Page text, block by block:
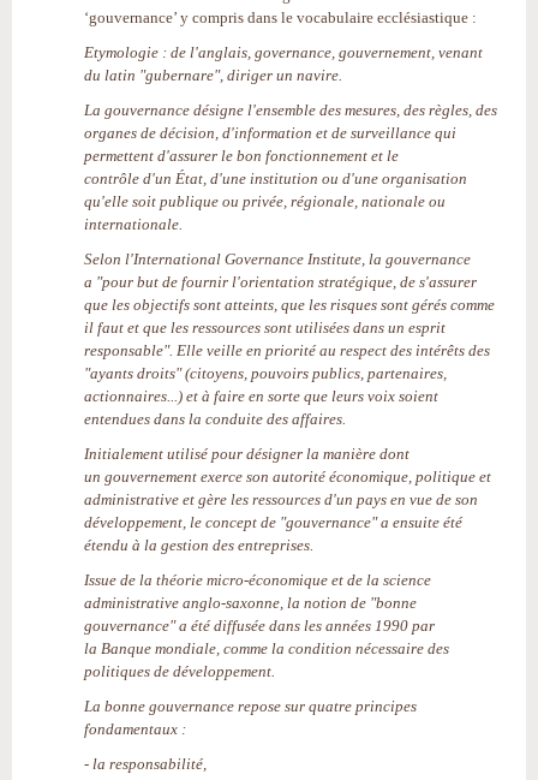
‘gouvernance’ y compris dans le vocabulaire ecclésiastique :
Etymologie : de l'anglais, governance, gouvernement, venant
du latin "gubernare", diriger un navire.
La gouvernance désigne l'ensemble des mesures, des règles, des
organes de décision, d'information et de surveillance qui
permettent d'assurer le bon fonctionnement et le
contrôle d'un État, d'une institution ou d'une organisation
qu'elle soit publique ou privée, régionale, nationale ou
internationale.
Selon l'International Governance Institute, la gouvernance
a "pour but de fournir l'orientation stratégique, de s'assurer
que les objectifs sont atteints, que les risques sont gérés comme
il faut et que les ressources sont utilisées dans un esprit
responsable". Elle veille en priorité au respect des intérêts des
"ayants droits" (citoyens, pouvoirs publics, partenaires,
actionnaires...) et à faire en sorte que leurs voix soient
entendues dans la conduite des affaires.
Initialement utilisé pour désigner la manière dont
un gouvernement exerce son autorité économique, politique et
administrative et gère les ressources d'un pays en vue de son
développement, le concept de "gouvernance" a ensuite été
étendu à la gestion des entreprises.
Issue de la théorie micro-économique et de la science
administrative anglo-saxonne, la notion de "bonne
gouvernance" a été diffusée dans les années 1990 par
la Banque mondiale, comme la condition nécessaire des
politiques de développement.
La bonne gouvernance repose sur quatre principes
fondamentaux :
- la responsabilité,